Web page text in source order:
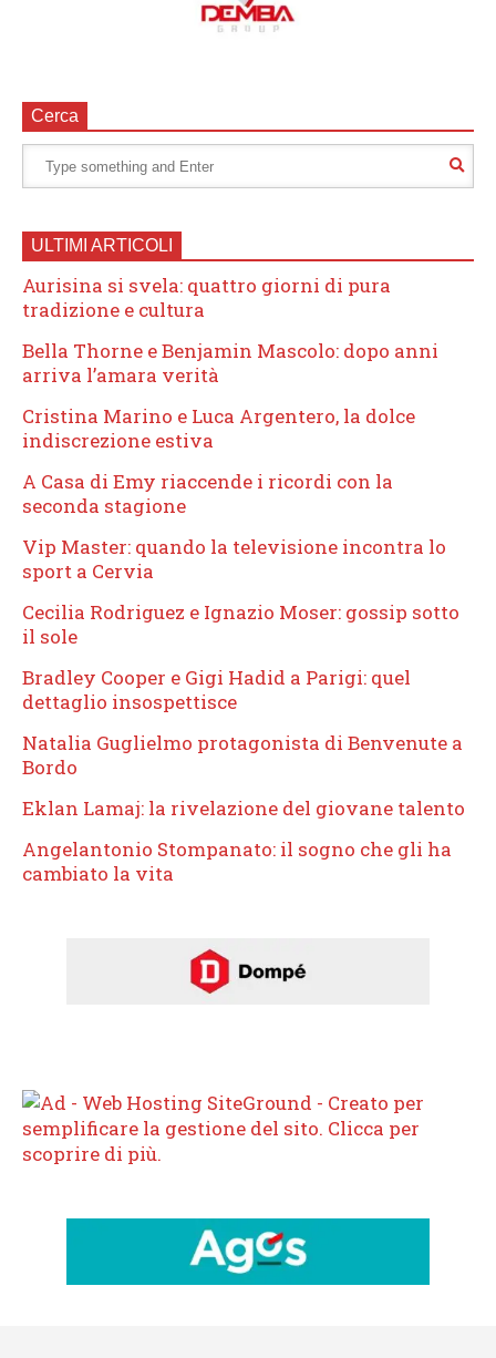
Cerca
ULTIMI ARTICOLI
Aurisina si svela: quattro giorni di pura
tradizione e cultura
Bella Thorne e Benjamin Mascolo: dopo anni
arriva l’amara verità
Cristina Marino e Luca Argentero, la dolce
indiscrezione estiva
A Casa di Emy riaccende i ricordi con la
seconda stagione
Vip Master: quando la televisione incontra lo
sport a Cervia
Cecilia Rodriguez e Ignazio Moser: gossip sotto
il sole
Bradley Cooper e Gigi Hadid a Parigi: quel
dettaglio insospettisce
Natalia Guglielmo protagonista di Benvenute a
Bordo
Eklan Lamaj: la rivelazione del giovane talento
Angelantonio Stompanato: il sogno che gli ha
cambiato la vita